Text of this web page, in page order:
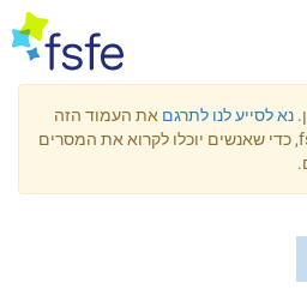
נא לסייע לנו לתרגם את העמוד הזה
ועמודים נוספים ב־fsfe.org, כדי שאנשים יוכלו לקרוא את המסרים